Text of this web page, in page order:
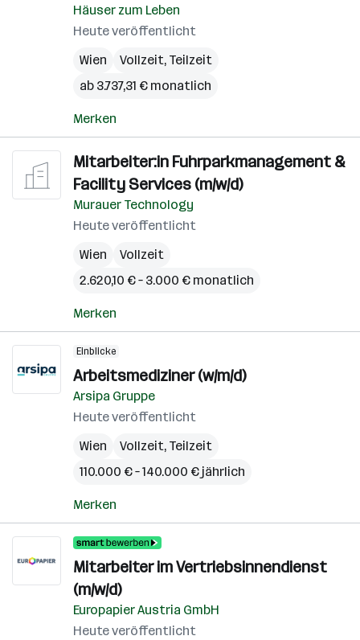
Häuser zum Leben
Heute veröffentlicht
Wien
Vollzeit, Teilzeit
ab 3.737,31 € monatlich
Merken
Mitarbeiter:in Fuhrparkmanagement &
Facility Services (m/w/d)
Murauer Technology
Heute veröffentlicht
Wien
Vollzeit
2.620,10 € – 3.000 € monatlich
Merken
Einblicke
Arbeitsmediziner (w/m/d)
Arsipa Gruppe
Heute veröffentlicht
Wien
Vollzeit, Teilzeit
110.000 € – 140.000 € jährlich
Merken
Mitarbeiter im Vertriebsinnendienst
(m/w/d)
Europapier Austria GmbH
Heute veröffentlicht